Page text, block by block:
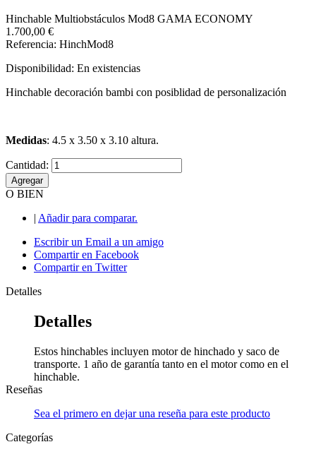
Hinchable Multiobstáculos Mod8 GAMA ECONOMY
1.700,00 €
Referencia: HinchMod8
Disponibilidad: En existencias
Hinchable decoración bambi con posiblidad de personalización
Medidas: 4.5 x 3.50 x 3.10 altura.
Cantidad:
Agregar
O BIEN
| Añadir para comparar.
Escribir un Email a un amigo
Compartir en Facebook
Compartir en Twitter
Detalles
Detalles
Estos hinchables incluyen motor de hinchado y saco de
transporte. 1 año de garantía tanto en el motor como en el
hinchable.
Reseñas
Sea el primero en dejar una reseña para este producto
Categorías